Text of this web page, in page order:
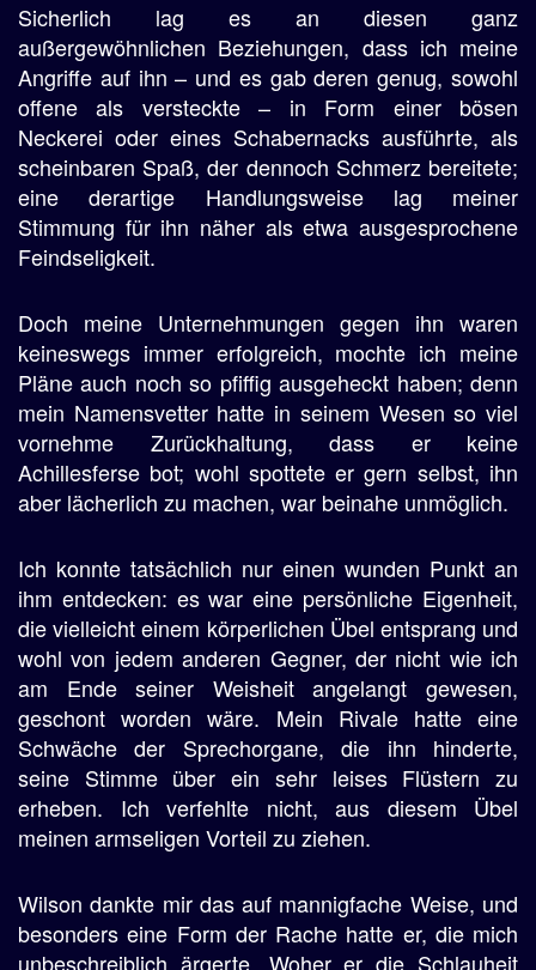
Sicherlich lag es an diesen ganz
außergewöhnlichen Beziehungen, dass ich meine
Angriffe auf ihn – und es gab deren genug, sowohl
offene als versteckte – in Form einer bösen
Neckerei oder eines Schabernacks ausführte, als
scheinbaren Spaß, der dennoch Schmerz bereitete;
eine derartige Handlungsweise lag meiner
Stimmung für ihn näher als etwa ausgesprochene
Feindseligkeit.
Doch meine Unternehmungen gegen ihn waren
keineswegs immer erfolgreich, mochte ich meine
Pläne auch noch so pfiffig ausgeheckt haben; denn
mein Namensvetter hatte in seinem Wesen so viel
vornehme Zurückhaltung, dass er keine
Achillesferse bot; wohl spottete er gern selbst, ihn
aber lächerlich zu machen, war beinahe unmöglich.
Ich konnte tatsächlich nur einen wunden Punkt an
ihm entdecken: es war eine persönliche Eigenheit,
die vielleicht einem körperlichen Übel entsprang und
wohl von jedem anderen Gegner, der nicht wie ich
am Ende seiner Weisheit angelangt gewesen,
geschont worden wäre. Mein Rivale hatte eine
Schwäche der Sprechorgane, die ihn hinderte,
seine Stimme über ein sehr leises Flüstern zu
erheben. Ich verfehlte nicht, aus diesem Übel
meinen armseligen Vorteil zu ziehen.
Wilson dankte mir das auf mannigfache Weise, und
besonders eine Form der Rache hatte er, die mich
unbeschreiblich ärgerte. Woher er die Schlauheit